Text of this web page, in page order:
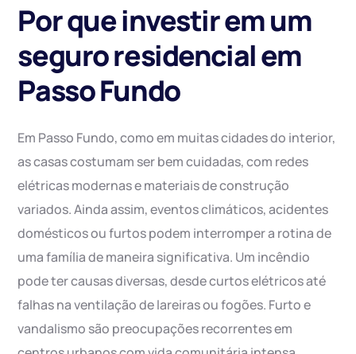
Por que investir em um
seguro residencial em
Passo Fundo
Em Passo Fundo, como em muitas cidades do interior,
as casas costumam ser bem cuidadas, com redes
elétricas modernas e materiais de construção
variados. Ainda assim, eventos climáticos, acidentes
domésticos ou furtos podem interromper a rotina de
uma família de maneira significativa. Um incêndio
pode ter causas diversas, desde curtos elétricos até
falhas na ventilação de lareiras ou fogões. Furto e
vandalismo são preocupações recorrentes em